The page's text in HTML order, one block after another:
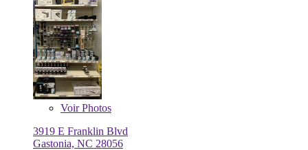
VoirPhotos
3919 E Franklin Blvd
Gastonia, NC 28056